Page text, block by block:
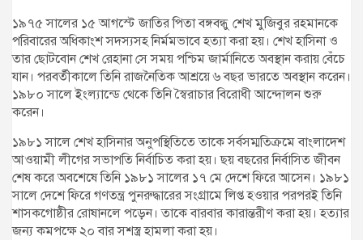
১৯৭৫ সালের ১৫ আগস্টে জাতির পিতা বঙ্গবন্ধু শেখ মুজিবুর রহমানকে
পরিবারের অধিকাংশ সদস্যসহ নির্মমভাবে হত্যা করা হয়। শেখ হাসিনা ও
তার ছোটবোন শেখ রেহানা সে সময় পশ্চিম জার্মানিতে অবস্থান করায় বেঁচে
যান। পরবর্তীকালে তিনি রাজনৈতিক আশ্রয়ে ৬ বছর ভারতে অবস্থান করেন।
১৯৮০ সালে ইংল্যান্ডে থেকে তিনি স্বৈরাচার বিরোধী আন্দোলন শুরু
করেন।
১৯৮১ সালে শেখ হাসিনার অনুপস্থিতিতে তাকে সর্বসম্মতিক্রমে বাংলাদেশ
আওয়ামী লীগের সভাপতি নির্বাচিত করা হয়। ছয় বছরের নির্বাসিত জীবন
শেষ করে অবশেষে তিনি ১৯৮১ সালের ১৭ মে দেশে ফিরে আসেন। ১৯৮১
সালে দেশে ফিরে গণতন্ত্র পুনরুদ্ধারের সংগ্রামে লিপ্ত হওয়ার পরপরই তিনি
শাসকগোষ্ঠীর রোষানলে পড়েন। তাকে বারবার কারান্তরীণ করা হয়। হত্যার
জন্য কমপক্ষে ২০ বার সশস্ত্র হামলা করা হয়।